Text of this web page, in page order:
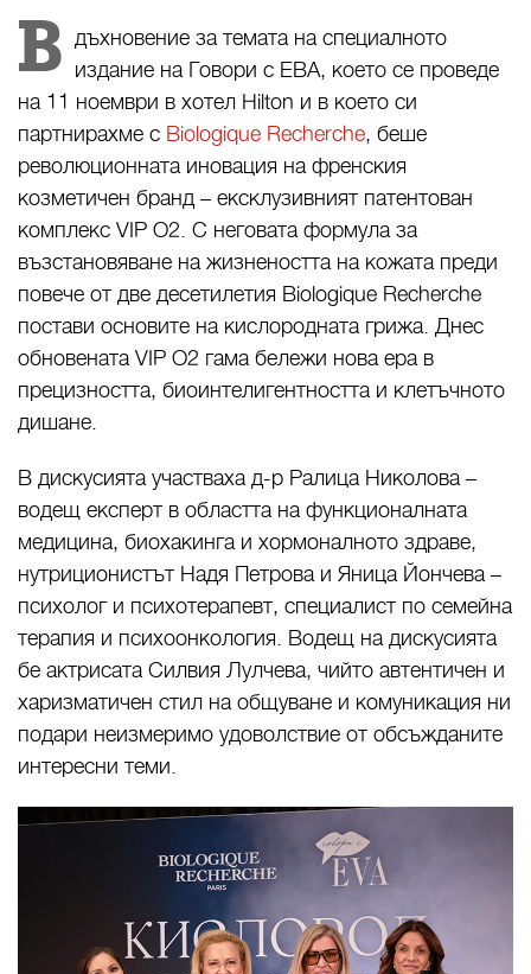
В дъхновение за темата на специалното
издание на Говори с ЕВА, което се проведе
на 11 ноември в хотел Hilton и в което си
партнирахме с Biologique Recherche, беше
революционната иновация на френския
козметичен бранд – ексклузивният патентован
комплекс VIP O2. С неговата формула за
възстановяване на жизнеността на кожата преди
повече от две десетилетия Biologique Recherche
постави основите на кислородната грижа. Днес
обновената VIP O2 гама бележи нова ера в
прецизността, биоинтелигентността и клетъчното
дишане.
В дискусията участваха д-р Ралица Николова –
водещ експерт в областта на функционалната
медицина, биохакинга и хормоналното здраве,
нутриционистът Надя Петрова и Яница Йончева –
психолог и психотерапевт, специалист по семейна
терапия и психоонкология. Водещ на дискусията
бе актрисата Силвия Лулчева, чийто автентичен и
харизматичен стил на общуване и комуникация ни
подари неизмеримо удоволствие от обсъжданите
интересни теми.